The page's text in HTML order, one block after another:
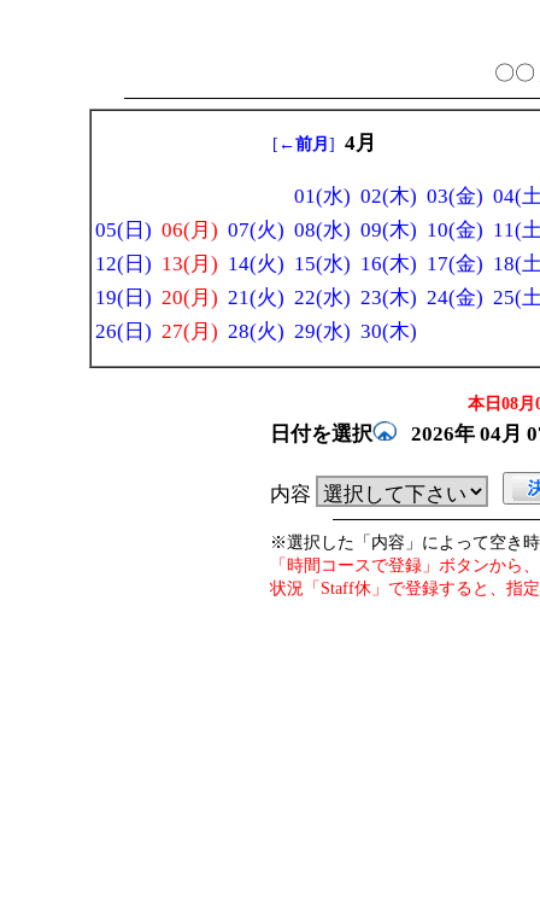
〇
[ ←前月 ] 4月
01(水) 02(木) 03(金) 04(
05(日) 06(月) 07(火) 08(水) 09(木) 10(金) 11(
12(日) 13(月) 14(火) 15(水) 16(木) 17(金) 18(
19(日) 20(月) 21(火) 22(水) 23(木) 24(金) 25(
26(日) 27(月) 28(火) 29(水) 30(木)
本日08月
日付を選択 2026年 04月
内容
※選択した「内容」によって空き
「時間コースで登録」ボタンから
状況「Staff休」で登録すると、指